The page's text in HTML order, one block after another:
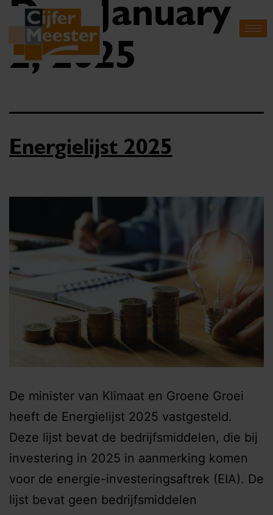
Day: January
2, 2025
Energielijst 2025
De minister van Klimaat en Groene Groei
heeft de Energielijst 2025 vastgesteld.
Deze lijst bevat de bedrijfsmiddelen, die bij
investering in 2025 in aanmerking komen
voor de energie-investeringsaftrek (EIA). De
lijst bevat geen bedrijfsmiddelen